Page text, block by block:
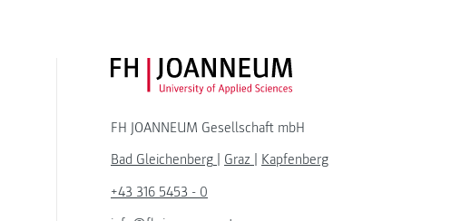
FH JOANNEUM Logo
FH JOANNEUM Gesellschaft mbH
Bad Gleichenberg
Graz
Kapfenberg
+43 316 5453 - 0